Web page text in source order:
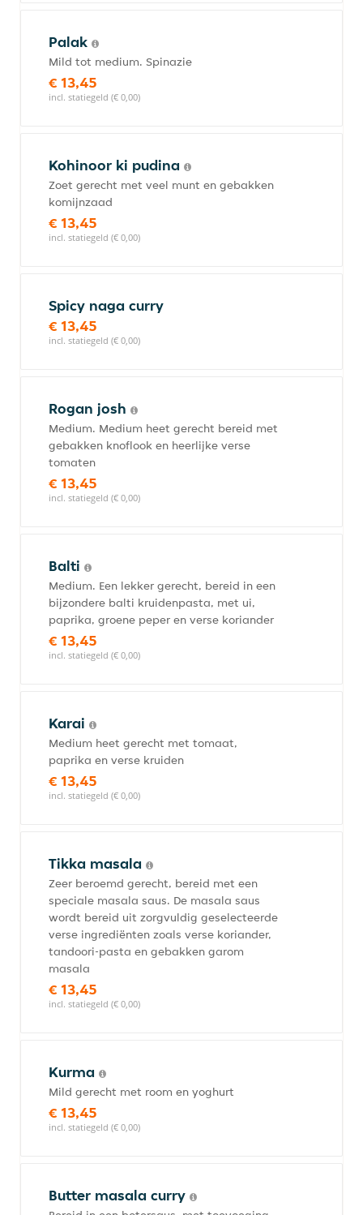
Palak
Mild tot medium. Spinazie
€ 13,45
incl. statiegeld (€ 0,00)
Kohinoor ki pudina
Zoet gerecht met veel munt en gebakken
komijnzaad
€ 13,45
incl. statiegeld (€ 0,00)
Spicy naga curry
€ 13,45
incl. statiegeld (€ 0,00)
Rogan josh
Medium. Medium heet gerecht bereid met
gebakken knoflook en heerlijke verse
tomaten
€ 13,45
incl. statiegeld (€ 0,00)
Balti
Medium. Een lekker gerecht, bereid in een
bijzondere balti kruidenpasta, met ui,
paprika, groene peper en verse koriander
€ 13,45
incl. statiegeld (€ 0,00)
Karai
Medium heet gerecht met tomaat,
paprika en verse kruiden
€ 13,45
incl. statiegeld (€ 0,00)
Tikka masala
Zeer beroemd gerecht, bereid met een
speciale masala saus. De masala saus
wordt bereid uit zorgvuldig geselecteerde
verse ingrediënten zoals verse koriander,
tandoori-pasta en gebakken garom
masala
€ 13,45
incl. statiegeld (€ 0,00)
Kurma
Mild gerecht met room en yoghurt
€ 13,45
incl. statiegeld (€ 0,00)
Butter masala curry